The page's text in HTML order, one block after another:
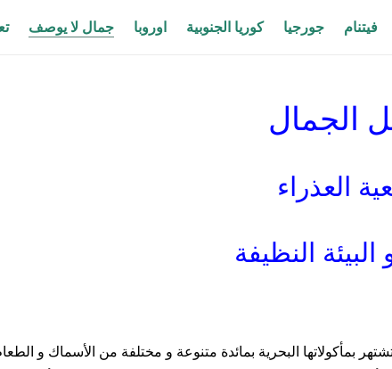
فيتنام جورجيا كوريا الجنوبية اوروبا جمال لا يوصف
الجمال
العذراء
البيئة النظيفة
بمأكولاتها البحرية بمائدة متنوعة و مختلفة من الأسماك و